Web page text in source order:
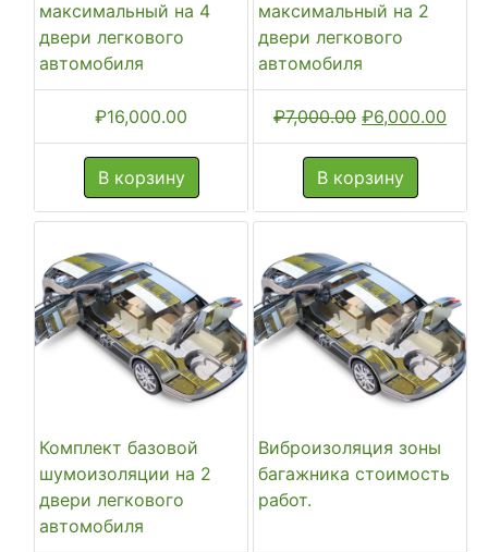
максимальный на 4
двери легкового
автомобиля
₽16,000.00
В корзину
максимальный на 2
двери легкового
автомобиля
₽7,000.00
цена
составляла
₽7,000.00.
₽6,000.00
В корзину
Комплект базовой
шумоизоляции на 2
двери легкового
автомобиля
Виброизоляция зоны
багажника стоимость
работ.